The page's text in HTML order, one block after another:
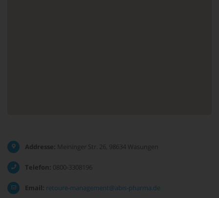
Addresse: Meininger Str. 26, 98634 Wasungen
Telefon: 0800-3308196
Email: retoure-management@abis-pharma.de